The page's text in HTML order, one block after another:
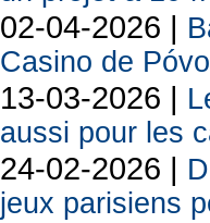
02-04-2026 |
Casino de
13-03-2026 |
aussi pour les
24-02-2026 |
jeux parisiens